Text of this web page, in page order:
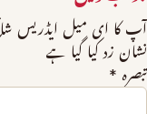
آپ کا ای میل ایڈریس
نشان زد کیا گیا ہے
تبصرہ *